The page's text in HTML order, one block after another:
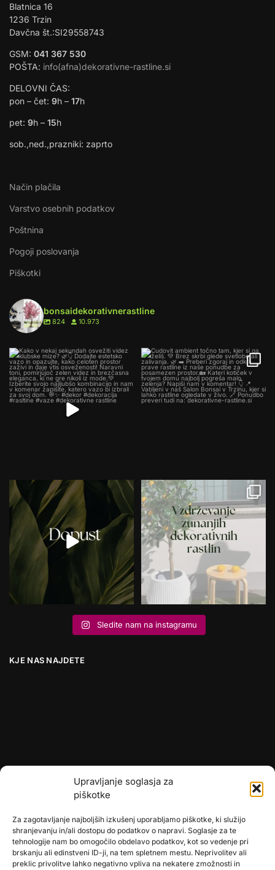
Upravljanje soglasja za
piškotke
Za zagotavljanje najboljših izkušenj uporabljamo piškotke, ki služijo
shranjevanju in/ali dostopu do podatkov o napravi. Soglasje za te
tehnologije nam bo omogočilo obdelavo podatkov, kot so vedenje pri
brskanju ali edinstveni ID-ji, na tem spletnem mestu. Neprivolitev ali
preklic privolitve lahko negativno vpliva na nekatere zmožnosti in
Blatnica 16
1236 Trzin
Davčna št.:SI29558743
GSM: 041 367 530
POŠTA: info(afna)dekorativne-rastline.si
DELOVNI ČAS:
pon – čet: 9h – 17h
pet: 9h – 15h
sob.,ned.,prazniki: zaprto
Način plačila
Varstvo osebnih podatkov
Poštnina
Pogoji poslovanja
Piškotki
bonsaidekorativnerastline
824 10.973
Sledite nam na instagramu
KJE NAS NAJDETE